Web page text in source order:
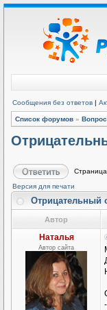
Сообщения без ответов |
Список форумов »
Страница
Версия для печати
Отрицательный
Автор
Наталья
Автор сайта